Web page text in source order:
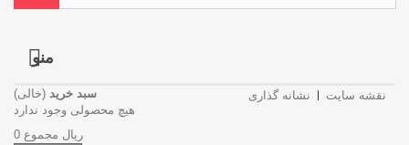
منو
نشانه گذاری نقشه سایت سبد خرید (خالی)
هیچ محصولی وجود ندارد
0 ریال مجموع